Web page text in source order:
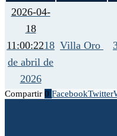
2026-04-
18
11:00:2218
de abril de
2026
Villa Oro
Compartir 0 FacebookTwitter